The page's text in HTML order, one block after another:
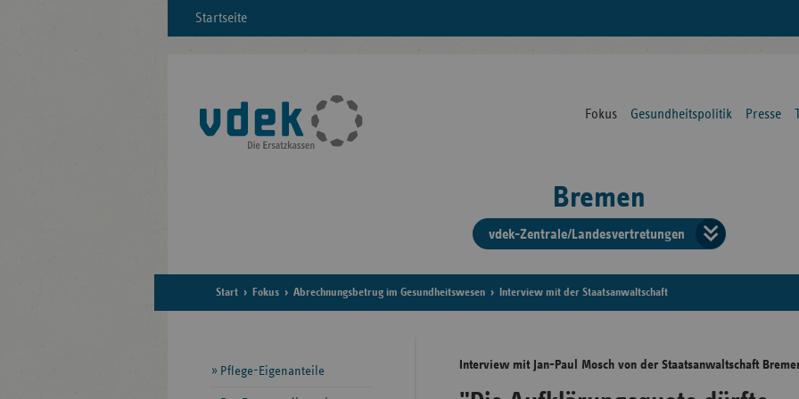
Startseite
Fokus Gesundheitspolitik Presse
Bremen
vdek-Zentrale/Landesvertretungen
der
Start Fokus Abrechnungsbetrug im Gesundheitswesen Interview mit der Staatsanwaltschaft
Interview mit Jan-Paul Mosch von der Staatsanwaltschaft
Seitennavigation
Pflege-Eigenanteile